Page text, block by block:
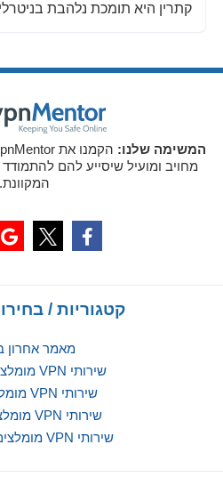
קתרין היא תומכת נלהבת
המשימה שלנו:
המקוונת.
קטגוריות /
מאמר אחרון
שירותי VPN מומלצים לווינדוס
שירותי VPN מומלצים למק
שירותי VPN מומלצים ל-iOS
שירותי VPN מומלצים לאנדרואיד